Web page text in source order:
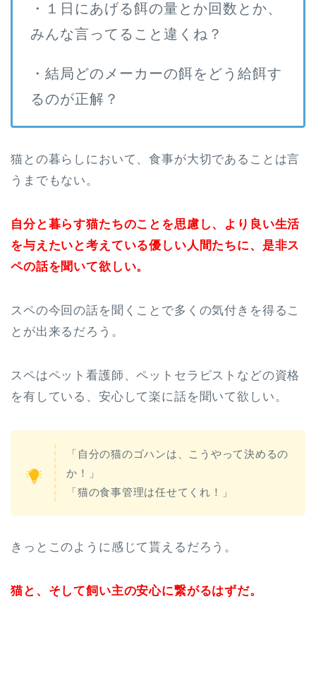
・１日にあげる餌の量とか回数とか、
みんな言ってること違くね？
・結局どのメーカーの餌をどう給餌す
るのが正解？
猫との暮らしにおいて、食事が大切であることは言
うまでもない。
自分と暮らす猫たちのことを思慮し、より良い生活
を与えたいと考えている優しい人間たちに、是非ス
ペの話を聞いて欲しい。
スペの今回の話を聞くことで多くの気付きを得るこ
とが出来るだろう。
スペはペット看護師、ペットセラピストなどの資格
を有している、安心して楽に話を聞いて欲しい。
「自分の猫のゴハンは、こうやって決めるの
か！」
「猫の食事管理は任せてくれ！」
きっとこのように感じて貰えるだろう。
猫と、そして飼い主の安心に繋がるはずだ。